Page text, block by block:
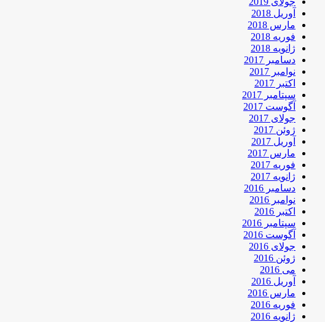
آوریل 2018
مارس 2018
فوریه 2018
ژانویه 2018
دسامبر 2017
نوامبر 2017
اکتبر 2017
سپتامبر 2017
آگوست 2017
جولای 2017
ژوئن 2017
آوریل 2017
مارس 2017
فوریه 2017
ژانویه 2017
دسامبر 2016
نوامبر 2016
اکتبر 2016
سپتامبر 2016
آگوست 2016
جولای 2016
ژوئن 2016
می 2016
آوریل 2016
مارس 2016
فوریه 2016
ژانویه 2016